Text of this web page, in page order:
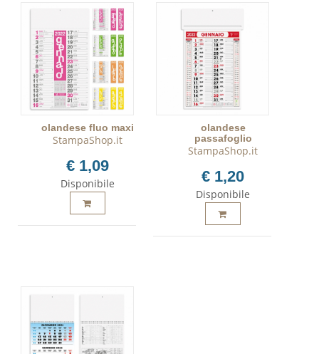
olandese fluo maxi
StampaShop.it
€ 1,09
Disponibile
olandese
passafoglio
StampaShop.it
€ 1,20
Disponibile